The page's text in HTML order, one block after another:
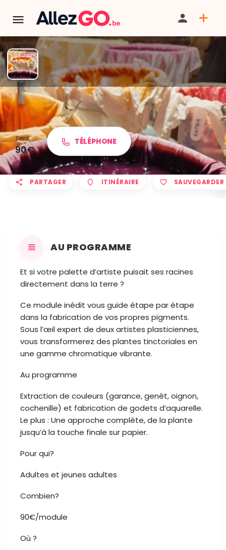
2 modules "Couleurs
Naturelles
Tarif
90€
TÉLÉPHONE
PARTAGER ITINÉRAIRE SAUVEGARDER
AU PROGRAMME
Et si votre palette d’artiste puisait ses racines
directement dans la terre ?
Ce module inédit vous guide étape par étape
dans la fabrication de vos propres pigments.
Sous l’œil expert de deux artistes plasticiennes,
vous transformerez des plantes tinctoriales en
une gamme chromatique vibrante.
Au programme
Extraction de couleurs (garance, genêt, oignon,
cochenille) et fabrication de godets d’aquarelle.
Le plus : Une approche complète, de la plante
jusqu’à la touche finale sur papier.
Pour qui?
Adultes et jeunes adultes
Combien?
90€/module
Où ?